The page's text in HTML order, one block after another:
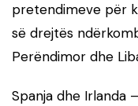
pretendimeve për
së drejtës
Perëndimor dhe
Spanja dhe